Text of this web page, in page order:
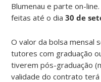
Blumenau e parte on-
feitas até o dia30 de
O valor da bolsa mensal
tutores com graduação
tiverem pós-graduação
validade do contrato